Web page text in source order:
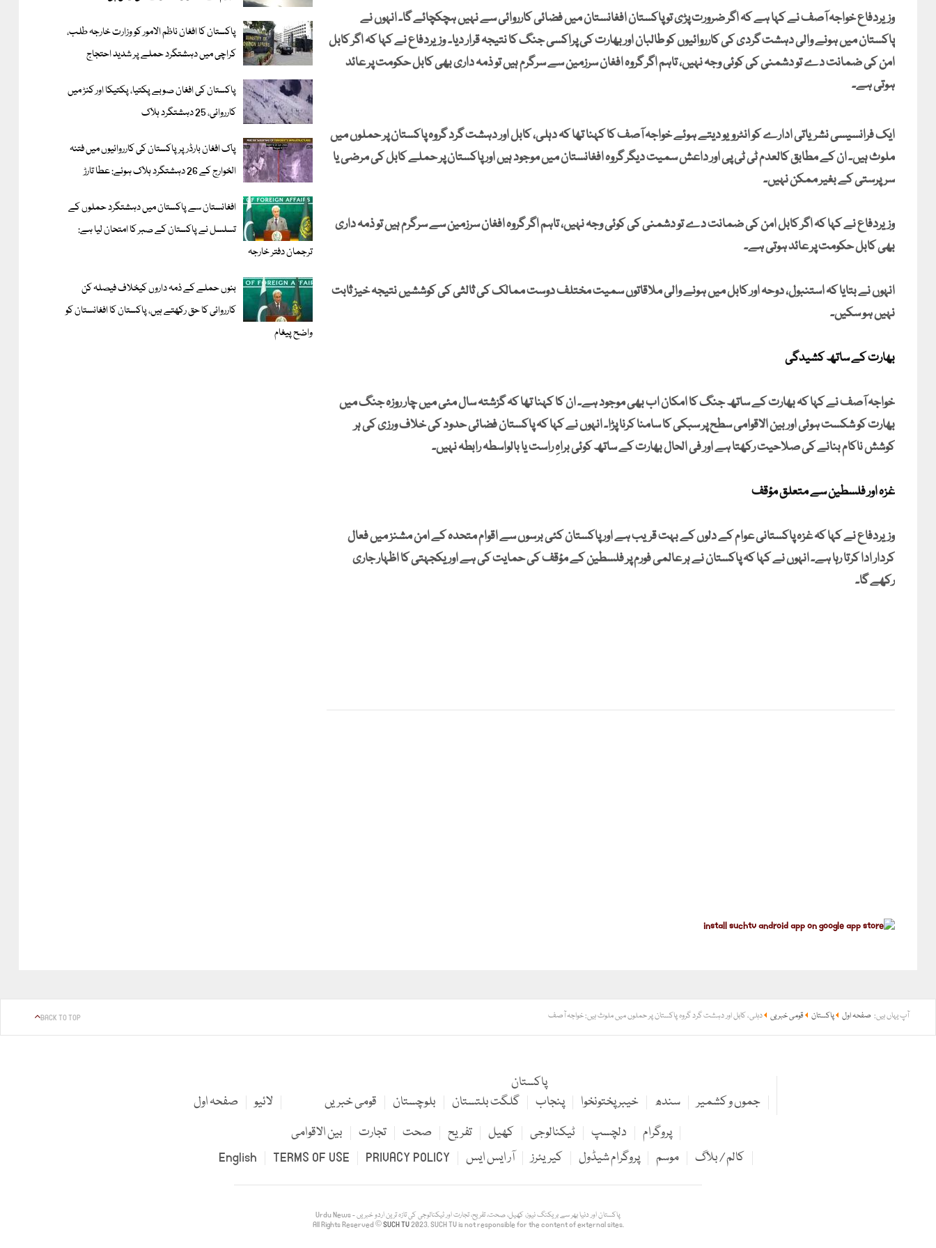
وزیردفاع خواجہ آصف نے کہا ہے کہ اگر ضرورت پڑی تو پاکستان افغانستان میں فضائی کارروائی سے نہیں ہچکچائے گا۔ انہوں نے
پاکستان میں ہونے والی دہشت گردی کی کارروائیوں کو طالبان اور بھارت کی پراکسی جنگ کا نتیجہ قرار دیا۔ وزیردفاع نے کہا کہ اگر کابل
امن کی ضمانت دے تو دشمنی کی کوئی وجہ نہیں، تاہم اگر گروہ افغان سرزمین سے سرگرم ہیں تو ذمہ داری بھی کابل حکومت پر عائد
ہوتی ہے۔
ایک فرانسیسی نشریاتی ادارے کو انٹرویو دیتے ہوئے خواجہ آصف کا کہنا تھا کہ دہلی، کابل اور دہشت گرد گروہ پاکستان پر حملوں میں
ملوث ہیں۔ ان کے مطابق کالعدم ٹی ٹی پی اور داعش سمیت دیگر گروہ افغانستان میں موجود ہیں اور پاکستان پر حملے کابل کی مرضی یا
سرپرستی کے بغیر ممکن نہیں۔
وزیردفاع نے کہا کہ اگر کابل امن کی ضمانت دے تو دشمنی کی کوئی وجہ نہیں، تاہم اگر گروہ افغان سرزمین سے سرگرم ہیں تو ذمہ داری
بھی کابل حکومت پر عائد ہوتی ہے۔
انہوں نے بتایا کہ استنبول، دوحہ اور کابل میں ہونے والی ملاقاتوں سمیت مختلف دوست ممالک کی ثالثی کی کوششیں نتیجہ خیز ثابت
نہیں ہو سکیں۔
بھارت کے ساتھ کشیدگی
خواجہ آصف نے کہا کہ بھارت کے ساتھ جنگ کا امکان اب بھی موجود ہے۔ ان کا کہنا تھا کہ گزشتہ سال مئی میں چار روزہ جنگ میں
بھارت کو شکست ہوئی اور بین الاقوامی سطح پر سبکی کا سامنا کرنا پڑا۔ انہوں نے کہا کہ پاکستان فضائی حدود کی خلاف ورزی کی ہر
کوشش ناکام بنانے کی صلاحیت رکھتا ہے اور فی الحال بھارت کے ساتھ کوئی براہِ راست یا بالواسطہ رابطہ نہیں۔
غزہ اور فلسطین سے متعلق مؤقف
وزیردفاع نے کہا کہ غزہ پاکستانی عوام کے دلوں کے بہت قریب ہے اور پاکستان کئی برسوں سے اقوام متحدہ کے امن مشنز میں فعال
کردار ادا کرتا رہا ہے۔ انہوں نے کہا کہ پاکستان نے ہر عالمی فورم پر فلسطین کے مؤقف کی حمایت کی ہے اور یکجہتی کا اظہار جاری
رکھے گا۔
پاکستان کا افغان ناظم الامور کو وزارت خارجہ طلب،
کراچی میں دہشتگرد حملے پر شدید احتجاج
پاکستان کی افغان صوبے پکتیا، پکتیکا اور کنڑ میں
کارروائی، 25 دہشتگرد ہلاک
پاک افغان بارڈر پر پاکستان کی کارروائیوں میں فتنہ
الخوارج کے 26 دہشتگرد ہلاک ہوئے: عطا تارڑ
افغانستان سے پاکستان میں دہشتگرد حملوں کے
تسلسل نے پاکستان کے صبر کا امتحان لیا ہے:
ترجمان دفتر خارجہ
بنوں حملے کے ذمہ داروں کیخلاف فیصلہ کن
کارروائی کا حق رکھتے ہیں، پاکستان کا افغانستان کو
واضح پیغام
آپ یہاں ہیں: صفحہ اول پاکستان قومی خبریں دہلی، کابل اور دہشت گرد گروہ پاکستان پر حملوں میں ملوث ہیں: خواجہ آصف BACK TO TOP
صفحہ اول لائیو
پاکستان
قومی خبریں
بلوچستان گلگت بلتستان پنجاب خیبر پختونخوا سندھ
جموں و کشمیر
بین الاقوامی
تجارت صحت تفریح کھیل ٹیکنالوجی دلچسپ
پروگرام
English
TERMS OF USE PRIVACY POLICY آر ایس ایس کیریئرز پروگرام شیڈول موسم کالم / بلاگ
Urdu News - پاکستان اور دنیا بھر سے بریکنگ نیوز، کھیل، صحت، تفریح، تجارت اور ٹیکنالوجی کی تازہ ترین اردو خبریں
All Rights Reserved ©SUCH TV2023. SUCH TV is not responsible for the content of external sites.